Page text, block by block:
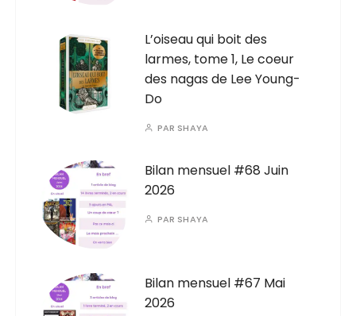
L’oiseau qui boit des
larmes, tome 1, Le coeur
des nagas de Lee Young-
Do
PAR SHAYA
Bilan mensuel #68 Juin
2026
PAR SHAYA
Bilan mensuel #67 Mai
2026